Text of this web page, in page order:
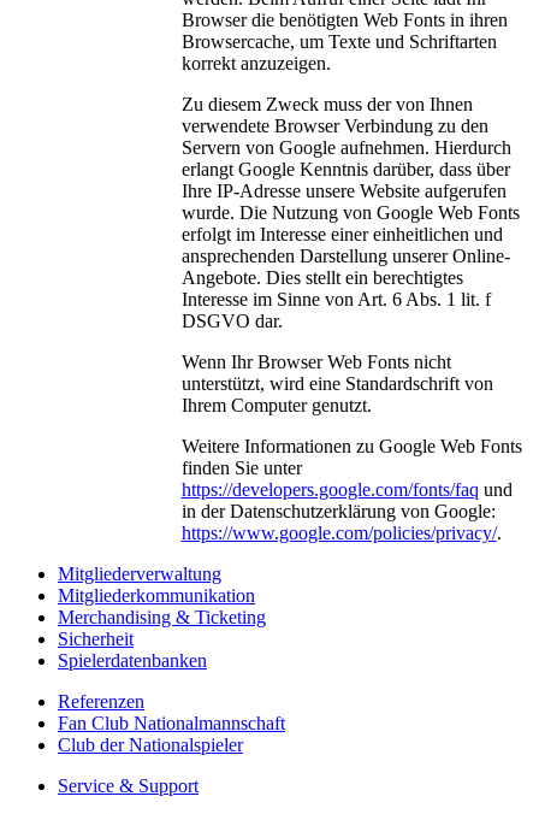
Browser die benötigten Web Fonts in ihren
Browsercache, um Texte und Schriftarten
korrekt anzuzeigen.
Zu diesem Zweck muss der von Ihnen
verwendete Browser Verbindung zu den
Servern von Google aufnehmen. Hierdurch
erlangt Google Kenntnis darüber, dass über
Ihre IP-Adresse unsere Website aufgerufen
wurde. Die Nutzung von Google Web Fonts
erfolgt im Interesse einer einheitlichen und
ansprechenden Darstellung unserer Online-
Angebote. Dies stellt ein berechtigtes
Interesse im Sinne von Art. 6 Abs. 1 lit. f
DSGVO dar.
Wenn Ihr Browser Web Fonts nicht
unterstützt, wird eine Standardschrift von
Ihrem Computer genutzt.
Weitere Informationen zu Google Web Fonts
finden Sie unter
https://developers.google.com/fonts/faq und
in der Datenschutzerklärung von Google:
https://www.google.com/policies/privacy/.
Mitgliederverwaltung
Mitgliederkommunikation
Merchandising & Ticketing
Sicherheit
Spielerdatenbanken
Referenzen
Fan Club Nationalmannschaft
Club der Nationalspieler
Service & Support